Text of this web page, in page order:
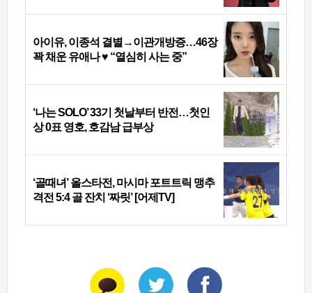
아이유, 이종석 결별→이관개방증…46장
꽉 채운 유애나 ♥ “열심히 사는 중”
‘나는 SOLO’ 33기 첫날부터 반전…첫인
상 0표 영호, 호감남 급부상
‘골때녀’ 올스타전, 마시마 포트트릭 맹추
격전 5:4 골 잔치 ‘짜릿’ [어제TV]